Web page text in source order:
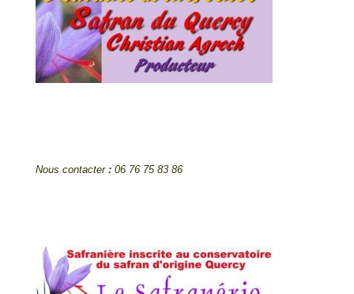
Nous contacter : 06 76 75 83 86